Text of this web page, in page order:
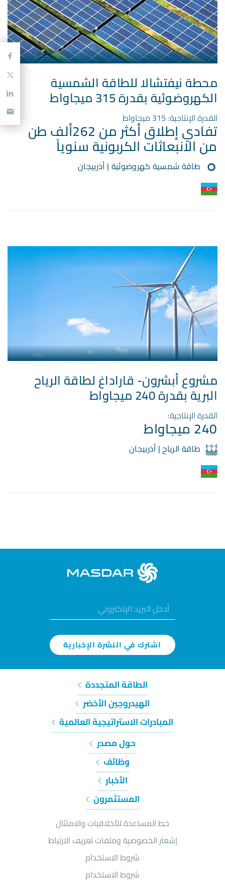
محطة نيفتشالا للطاقة الشمسية
الكهروضوئية بقدرة 315 ميجاواط
القدرة الإنتاجية: 315 ميجاواط
تفادي إطلاق أكثر من 262ألف طن
من الانبعاثات الكربونية سنوياً
طاقة شمسية كهروضوئية | أذربيجان
مشروع أبشرون- قاراداغ لطاقة الرياح
البرية بقدرة 240 ميجاواط
القدرة الإنتاجية:
240 ميجاواط
طاقة الرياح | أذربيجان
اشترك في النشرة الإخبارية
الطاقة المتجددة
الهيدروجين الأخضر
المبادرات الاستراتيجية العالمية
حول مصدر
وظائف
الأخبار
المستثمرون
خط المساعدة للأخلاقيات والامتثال
إشعار الخصوصية وملفات تعريف الارتباط
شروط الاستخدام
شروط الاستخدام